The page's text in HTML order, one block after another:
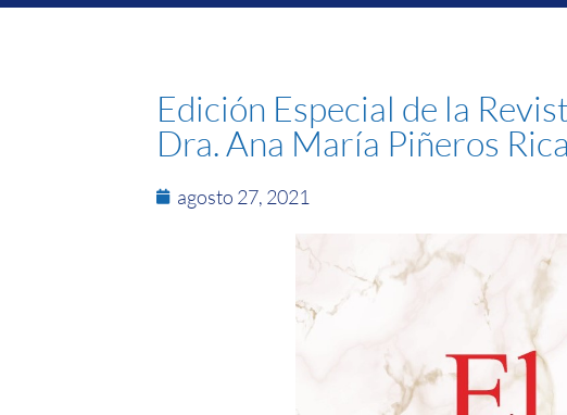
Edición Especial de la
Dra. Ana María Piñeros
agosto 27, 2021